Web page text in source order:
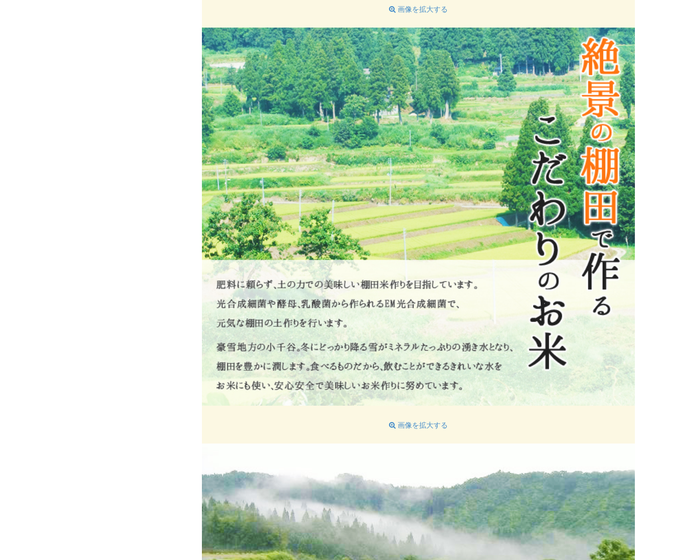
画像を拡大する
画像を拡大する